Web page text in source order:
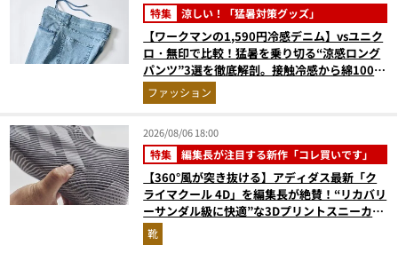
特集 涼しい！「猛暑対策グッズ」
【ワークマンの1,590円冷感デニム】vsユニク
ロ・無印で比較！猛暑を乗り切る“涼感ロング
パンツ”3選を徹底解剖。接触冷感から綿100%
まで決定版
ファッション
2026/08/06 18:00
特集 編集長が注目する新作「コレ買いです」
【360°風が突き抜ける】アディダス最新「ク
ライマクール 4D」を編集長が絶賛！“リカバリ
ーサンダル級に快適”な3Dプリントスニーカー
『コレ買いです』Vol.173
靴